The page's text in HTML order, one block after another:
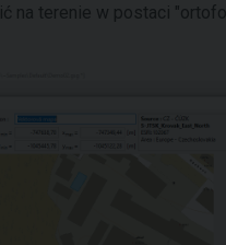
na terenie w postaci